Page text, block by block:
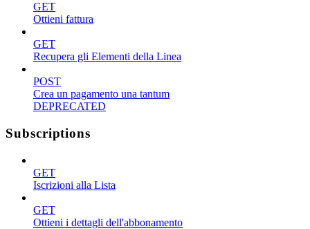
GET
Ottieni fattura
GET
Recupera gli Elementi della Linea
POST
Crea un pagamento una tantum
DEPRECATED
Subscriptions
GET
Iscrizioni alla Lista
GET
Ottieni i dettagli dell'abbonamento